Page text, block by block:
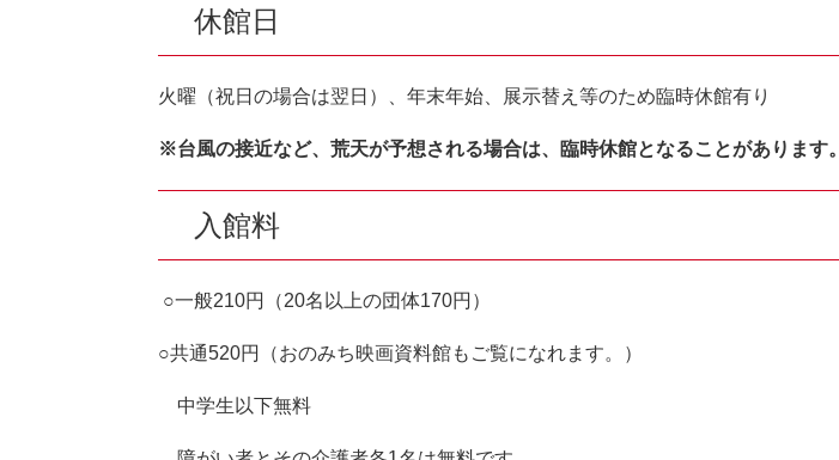
休館日
火曜（祝日の場合は翌日）、年末年始、展示替え等のため臨時休館有り
※台風の接近など、荒天が予想される場合は、臨時休館となることがあります。
​入館料
○一般210円（20名以上の団体170円）
○共通520円（おのみち映画資料館もご覧になれます。）
中学生以下無料